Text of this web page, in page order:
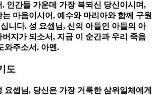
인간들 가운데 가장 복되신 당신이시며,
마음이시어, 예수와 마리아와 함께 구원
니다. 성 요셉님, 신의 아들인 아들의 아
지가 되소서, 지금 이 순간과 우리 죽음
와주소서. 아멘.
도
요셉님, 당신은 가장 거룩한 삼위일체에게